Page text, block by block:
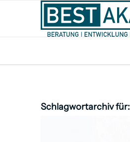
Schlagwortarchiv für: